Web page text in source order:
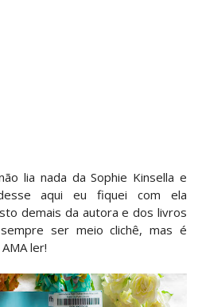
lia nada da Sophie Kinsella e
aqui eu fiquei com ela
demais da autora e dos livros
ser meio clichê, mas é
ler!